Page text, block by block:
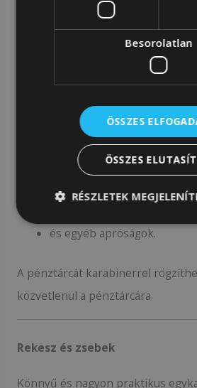
kulcsok és egyéb apró
A táska mini pénztárcával (13 x
amelybe elrejtheti:
fizetési kártyák;
Kulcsok;
és egyéb apróságok.
A pénztárcát karabinerrel
közvetlenül a pénztárcára.
Rekesz és zsebek
Könnyű és nagyon praktikus
Besorolatlan
ÖSSZES
ÖSSZES
RÉSZLETEK